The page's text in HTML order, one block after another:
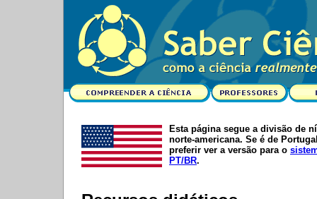
Esta página segue a divisão de
norte-americana. Se é de
preferir ver a versão para o
PT/BR.